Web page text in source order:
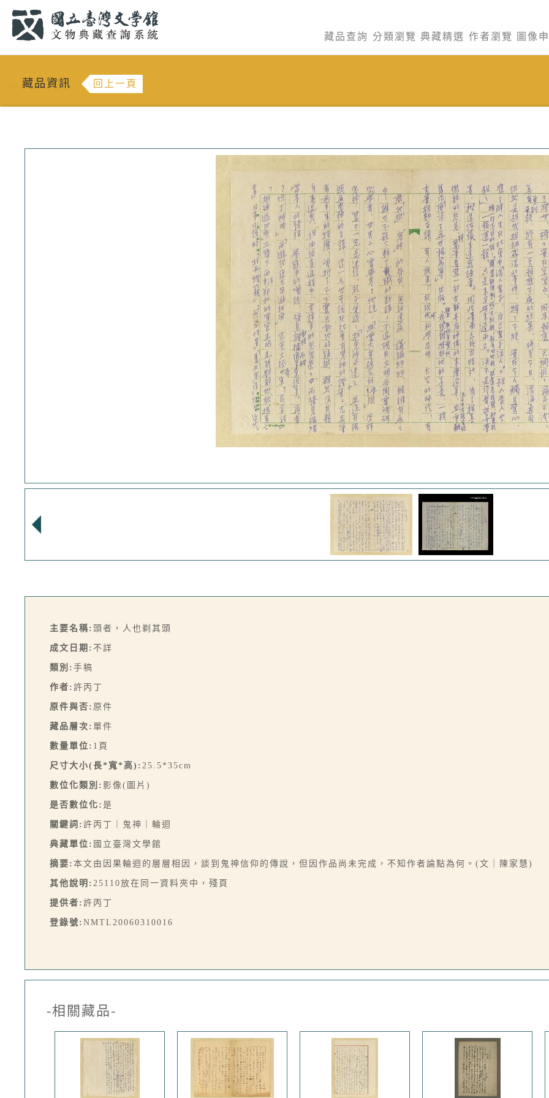
藏品查詢 分類瀏覽 典藏精選 作者瀏覽 圖像
::: 藏品資訊 回上一頁
主要名稱: 頭者，人也剃其頭
成文日期: 不詳
類別: 手稿
作者: 許丙丁
原件與否: 原件
藏品層次: 單件
數量單位: 1頁
尺寸大小(長*寬*高): 25.5*35cm
數位化類別: 影像(圖片)
是否數位化: 是
關鍵詞: 許丙丁｜鬼神｜輪迴
典藏單位: 國立臺灣文學館
摘要: 本文由因果輪迴的層層相因，談到鬼神信仰的傳說，但因作品尚未完成，不知作者論點為何。(文｜陳家慧)
其他說明: 25110放在同一資料夾中，殘頁
提供者: 許丙丁
登錄號: NMTL20060310016
-相關藏品-